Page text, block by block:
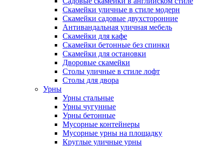
Скамейки уличные в стиле модерн
Скамейки садовые двухсторонние
Антивандальная уличная мебель
Скамейки для кафе
Скамейки бетонные без спинки
Скамейки для остановки
Дворовые скамейки
Столы уличные в стиле лофт
Столы для двора
Урны
Урны стальные
Урны чугунные
Урны бетонные
Мусорные контейнеры
Мусорные урны на площадку
Круглые уличные урны